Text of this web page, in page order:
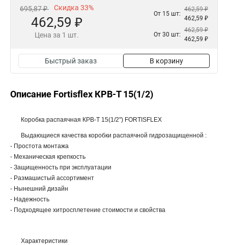
695,87 ₽ Скидка 33%
462,59 ₽
Цена за 1 шт.
От 15 шт:
462,59 ₽
462,59 ₽
От 30 шт:
462,59 ₽
462,59 ₽
Быстрый заказ В корзину
Описание Fortisflex КРВ-Т 15(1/2)
Коробка распаячная КРВ-Т 15(1/2") FORTISFLEX
Выдающиеся качества коробки распаячной гидрозащищенной :
- Простота монтажа
- Механическая крепкость
- Защищенность при эксплуатации
- Размашистый ассортимент
- Нынешний дизайн
- Надежность
- Подходящее хитросплетение стоимости и свойства
Характеристики